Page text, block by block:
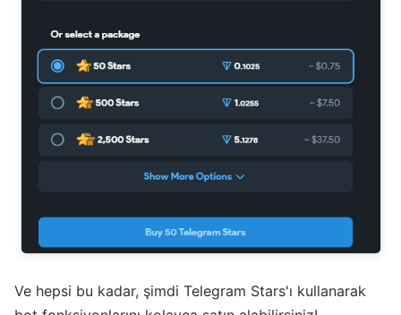
Ve hepsi bu kadar, şimdi Telegram Stars'ı kullanarak